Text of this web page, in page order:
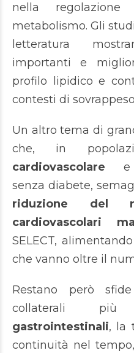
nella
metabolismo. Gli
letteratura
importanti e
profilo lipidico e
contesti di
Un altro tema di
che, in
cardiovascolare
senza diabete,
riduzione del
cardiovascolari
SELECT,
che vanno oltre il
Restano però
collaterali più
gastrointestinali, la
continuità nel